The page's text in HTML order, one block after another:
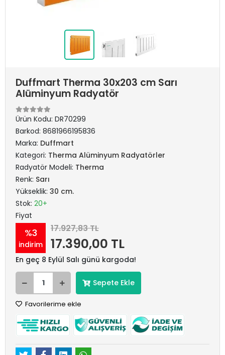
Duffmart Therma 30x203 cm Sarı
Alüminyum Radyatör
Ürün Kodu: DR70299
Barkod: 8681966195836
Marka: Duffmart
Kategori: Therma Alüminyum Radyatörler
Radyatör Modeli: Therma
Renk: Sarı
Yükseklik: 30 cm.
Stok: 20+
Fiyat
%3
indirim
17.927,83 TL
17.390,00 TL
En geç 8 Eylül Salı günü kargoda!
Sepete Ekle
Favorilerime ekle